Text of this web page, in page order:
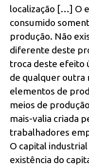
localização […] O
consumido
produção. Não
diferente deste
troca deste efeito
de qualquer outra
elementos de
meios de
mais-valia criada
trabalhadores
O capital
existência do